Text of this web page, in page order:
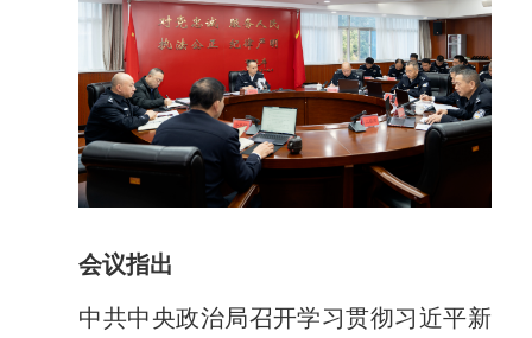
会议指出
中共中央政治局召开学习贯彻习近平新